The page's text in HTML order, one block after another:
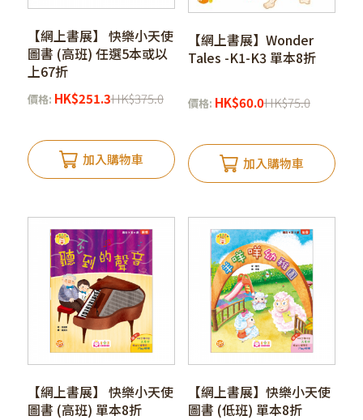
【網上書展】 快樂小天使
圖書 (高班) 任選5本或以
上67折
價格: HK$251.3HK$375.0
加入購物車
【網上書展】Wonder
Tales -K1-K3 單本8折
價格: HK$60.0HK$75.0
加入購物車
【網上書展】 快樂小天使
圖書 (高班) 單本8折
【網上書展】快樂小天使
圖書 (低班) 單本8折